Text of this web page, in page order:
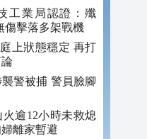
工業局認證：殲
傷擊落多架戰機
上狀態穩定 再打
警被捕 警員臉腳
逾12小時未救熄
離家暫避